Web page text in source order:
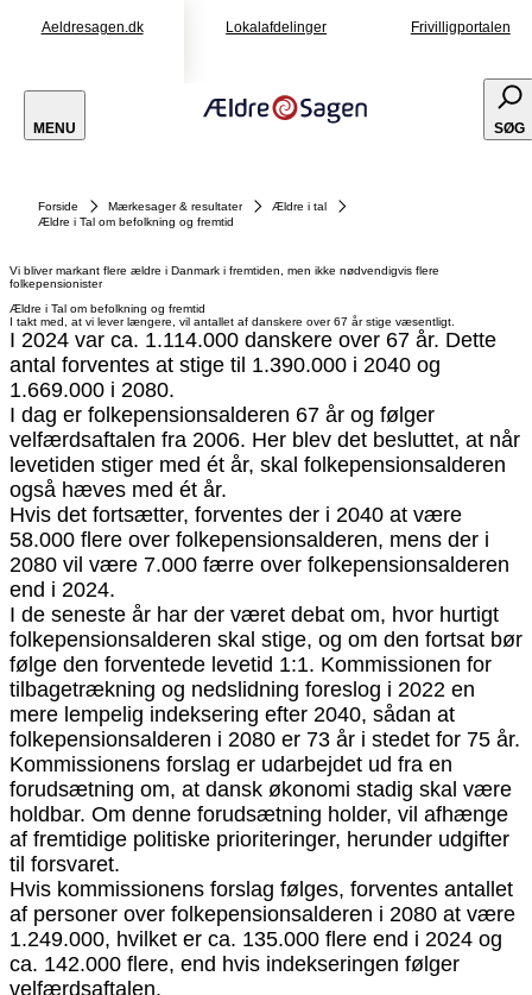
Aeldresagen.dk Lokalafdelinger Frivilligportalen
MENU SØG
Forside Mærkesager & resultater
Ældre i tal
Ældre i Tal om befolkning og fremtid
Vi bliver markant flere ældre i Danmark i fremtiden, men ikke nødvendigvis flere
folkepensionister
Ældre i Tal om befolkning og fremtid
I takt med, at vi lever længere, vil antallet af danskere over 67 år stige væsentligt.
I 2024 var ca. 1.114.000 danskere over 67 år. Dette
antal forventes at stige til 1.390.000 i 2040 og
1.669.000 i 2080.
I dag er folkepensionsalderen 67 år og følger
velfærdsaftalen fra 2006. Her blev det besluttet, at når
levetiden stiger med ét år, skal folkepensionsalderen
også hæves med ét år.
Hvis det fortsætter, forventes der i 2040 at være
58.000 flere over folkepensionsalderen, mens der i
2080 vil være 7.000 færre over folkepensionsalderen
end i 2024.
I de seneste år har der været debat om, hvor hurtigt
folkepensionsalderen skal stige, og om den fortsat bør
følge den forventede levetid 1:1. Kommissionen for
tilbagetrækning og nedslidning foreslog i 2022 en
mere lempelig indeksering efter 2040, sådan at
folkepensionsalderen i 2080 er 73 år i stedet for 75 år.
Kommissionens forslag er udarbejdet ud fra en
forudsætning om, at dansk økonomi stadig skal være
holdbar. Om denne forudsætning holder, vil afhænge
af fremtidige politiske prioriteringer, herunder udgifter
til forsvaret.
Hvis kommissionens forslag følges, forventes antallet
af personer over folkepensionsalderen i 2080 at være
1.249.000, hvilket er ca. 135.000 flere end i 2024 og
ca. 142.000 flere, end hvis indekseringen følger
velfærdsaftalen.